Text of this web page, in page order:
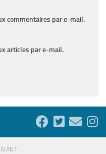
commentaires par e-mail.
articles par e-mail.